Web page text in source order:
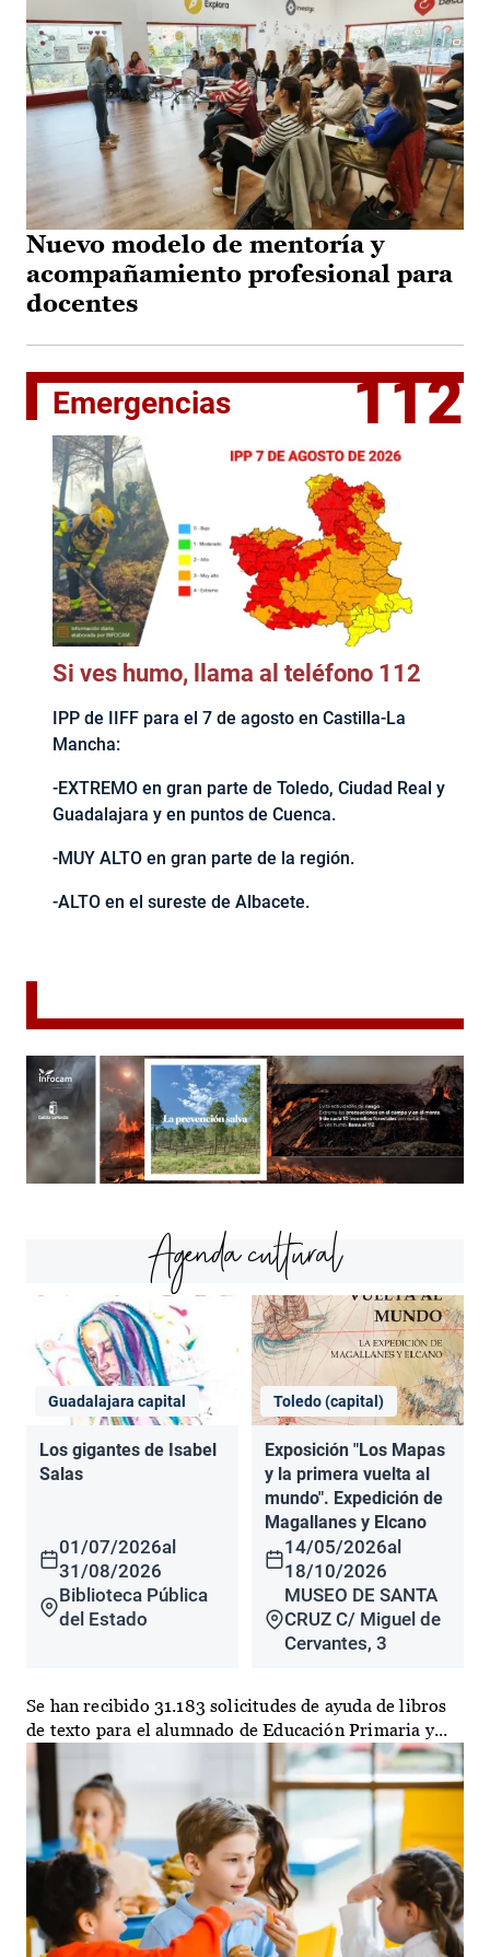
Nuevo modelo de mentoría y
acompañamiento profesional para
docentes
Emergencias 112
Si ves humo, llama al teléfono 112
IPP de IIFF para el 7 de agosto en Castilla-La
Mancha:
-EXTREMO en gran parte de Toledo, Ciudad Real y
Guadalajara y en puntos de Cuenca.
-MUY ALTO en gran parte de la región.
-ALTO en el sureste de Albacete.
Agenda cultural
Guadalajara capital
Los gigantes de Isabel
Salas
01/07/2026al
31/08/2026
Biblioteca Pública
del Estado
Toledo (capital)
Exposición "Los Mapas
y la primera vuelta al
mundo". Expedición de
Magallanes y Elcano
14/05/2026al
18/10/2026
MUSEO DE SANTA
CRUZ C/ Miguel de
Cervantes, 3
Se han recibido 31.183 solicitudes de ayuda de libros
de texto para el alumnado de Educación Primaria y...